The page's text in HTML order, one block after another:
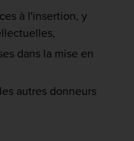
à l'insertion, y
dans la mise en
autres donneurs